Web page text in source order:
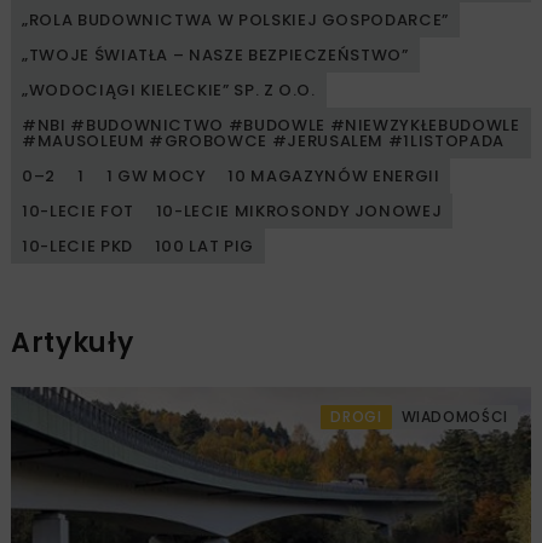
„ROLA BUDOWNICTWA W POLSKIEJ GOSPODARCE”
„TWOJE ŚWIATŁA – NASZE BEZPIECZEŃSTWO”
„WODOCIĄGI KIELECKIE” SP. Z O.O.
#NBI #BUDOWNICTWO #BUDOWLE #NIEWZYKŁEBUDOWLE
#MAUSOLEUM #GROBOWCE #JERUSALEM #1LISTOPADA
0–2
1 1 GW MOCY
10 MAGAZYNÓW ENERGII
10-LECIE FOT
10-LECIE MIKROSONDY JONOWEJ
10-LECIE PKD
100 LAT PIG
Artykuły
DROGI WIADOMOŚCI